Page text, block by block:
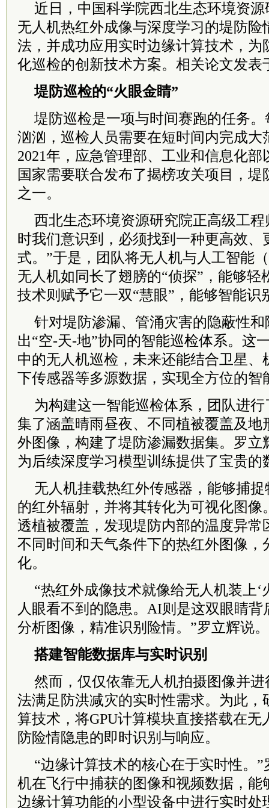
近日，中国科学院西北生态环境资
无人机热红外成像与深度学习的堤防险
法，并成功应用实时边缘计算技术，为
化巡检的创新技术方案。相关论文发表
堤防巡检的“火眼金睛”
堤防巡检是一项与时间赛跑的任务
汹汹，巡检人员需要在短时间内完成大
2021年，应急管理部、工业和信息化
国家需要联合发布了揭榜攻关项目，堤
之一。
西北生态环境资源研究院正高级工
时我们意识到，必须找到一种更高效、
式。”于是，团队将无人机与人工智能
无人机如同长了翅膀的“侦探”，能够
技术则赋予它一双“慧眼”，能够智能识
针对堤防渗漏、管涌灾害的隐蔽性
出“空-天-地”协同的智能巡检体系。这
中的无人机巡检，未来还能结合卫星、
下传感器等多源数据，实现全方位的智
为构建这一智能巡检体系，团队进
集了涵盖晴雨昼夜、不同植被覆盖及地
外图像，构建了堤防渗漏数据集。罗立
为后续深度学习模型训练提供了宝贵的
无人机挂载热红外传感器，能够捕
的红外辐射，并将其转化为可视化图像
透植被覆盖，发现堤防内部的温度异常
不同时间和天气条件下的热红外图像，
化。
“热红外成像技术就像给无人机装上‘
人眼看不到的隐患。AI则是这双眼睛背
分析图像，精准识别险情。”罗立辉说。
搭建智能数据库与实时识别
然而，仅仅依靠无人机拍摄图像并
法满足防洪减灾的实时性需求。为此，
算技术，将GPU计算模块直接搭载在无
防险情隐患的即时识别与响应。
“边缘计算技术的核心在于实时性。
机在飞行中捕获的图像和视频数据，能
边缘计算功能的小型设备中进行实时处